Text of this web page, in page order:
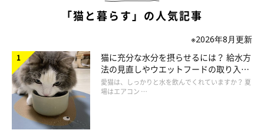
「猫と暮らす」の人気記事
※2026年8月更新
猫に充分な水分を摂らせるには？ 給水方
法の見直しやウエットフードの取り入れ
方を解説
愛猫は、しっかりと水を飲んでくれていますか？ 夏
場はエアコン …